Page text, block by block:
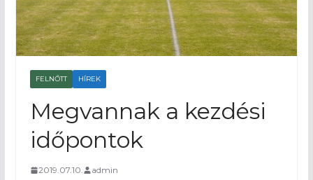
FELNŐTT HÍREK
Megvannak a kezdési
időpontok
2019.07.10. admin